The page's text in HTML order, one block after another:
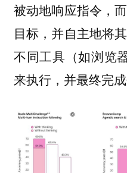
被动地响应指令，
目标，并自主地将
不同工具（如浏览
来执行，并最终完成